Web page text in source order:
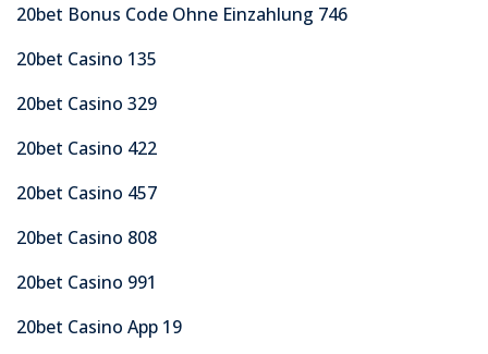
20bet Bonus Code Ohne Einzahlung 746
20bet Casino 135
20bet Casino 329
20bet Casino 422
20bet Casino 457
20bet Casino 808
20bet Casino 991
20bet Casino App 19